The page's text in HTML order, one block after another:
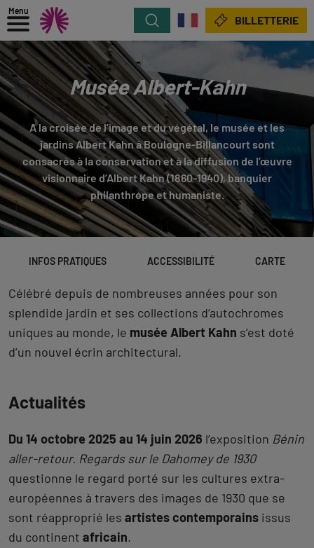
Menu
Rechercher BILLETTERIE
Musée Albert-Kahn
A la croisée de l’image et du végétal, le musée et les
jardins Albert Kahn à Boulogne-Billancourt sont
consacrés à la conservation et à la diffusion de l’œuvre
visionnaire d’Albert Kahn (1860-1940), banquier
philanthrope et humaniste.
INFOS PRATIQUES ACCESSIBILITÉ CARTE
Célébré depuis de nombreuses années pour son
splendide jardin et ses collections d’autochromes
uniques au monde, le musée Albert Kahn s’est doté
d’un nouvel écrin architectural.
Actualités
Du 14 octobre 2025 au 14 juin 2026 l’exposition Bénin
aller-retour. Regards sur le Dahomey de 1930
questionne le regard porté sur les cultures extra-
européennes à travers des images de 1930 que se
sont réapproprié les artistes contemporains issus
du continent africain.